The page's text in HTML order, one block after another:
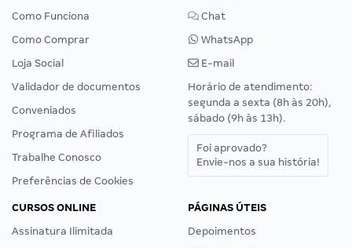
Como Funciona
Como Comprar
Loja Social
Validador de documentos
Conveniados
Programa de Afiliados
Trabalhe Conosco
Preferências de Cookies
Chat
WhatsApp
E-mail
Horário de atendimento:
segunda a sexta (8h às 20h),
sábado (9h às 13h).
Foi aprovado?
Envie-nos a sua história!
CURSOS ONLINE
Assinatura Ilimitada
PÁGINAS ÚTEIS
Depoimentos